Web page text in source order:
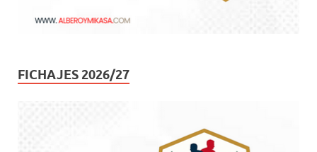
FICHAJES 2026/27